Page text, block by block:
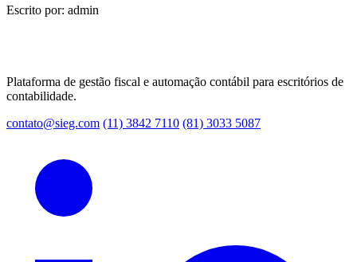
Escrito por: admin
Plataforma de gestão fiscal e automação contábil para escritórios de
contabilidade.
contato@sieg.com (11) 3842 7110 (81) 3033 5087